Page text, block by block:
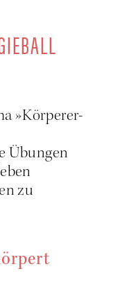
»Kör­per­er­
Übun­gen
zu